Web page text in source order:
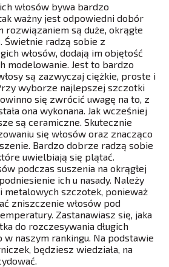
włosów bywa bardzo
ważny jest odpowiedni dobór
są duże, okrągłe
Świetnie radzą sobie z
włosów, dodają im objętość
modelowanie. Jest to bardzo
są zazwyczaj ciężkie, proste i
wyborze najlepszej szczotki
się zwrócić uwagę na to, z
ona wykonana. Jak wcześniej
są ceramiczne. Skutecznie
się włosów oraz znacząco
Bardzo dobrze radzą sobie
uwielbiają się plątać.
podczas suszenia na okrągłej
ich u nasady. Należy
metalowych szczotek, ponieważ
zniszczenie włosów pod
Zastanawiasz się, jaka
do rozczesywania długich
w naszym rankingu. Na podstawie
będziesz wiedziała, na